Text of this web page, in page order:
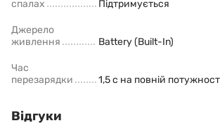
спалах
Підтримується
Джерело
живлення
Battery (Built-In)
Час
перезарядки
1,5 с на повній
Відгуки